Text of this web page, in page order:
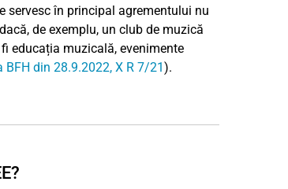
servesc în principal agrementului nu
de exemplu, un club de muzică
educația muzicală, evenimente
BFH din 28.9.2022, X R 7/21).